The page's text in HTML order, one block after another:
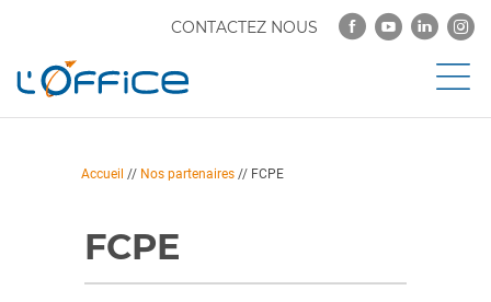
CONTACTEZ NOUS
Accueil // Nos partenaires // FCPE
FCPE